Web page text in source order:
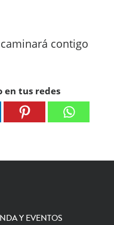
contigo
en tus redes
Y EVENTOS